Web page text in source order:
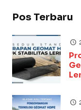
Pos Terbaru